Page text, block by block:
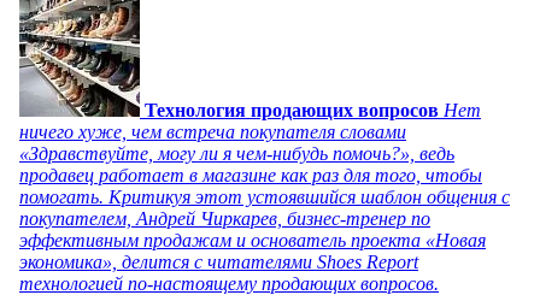
Технология продающих вопросов Нет
ничего хуже, чем встреча покупателя словами
«Здравствуйте, могу ли я чем-нибудь помочь?», ведь
продавец работает в магазине как раз для того, чтобы
помогать. Критикуя этот устоявшийся шаблон общения с
покупателем, Андрей Чиркарев, бизнес-тренер по
эффективным продажам и основатель проекта «Новая
экономика», делится с читателями Shoes Report
технологией по-настоящему продающих вопросов.